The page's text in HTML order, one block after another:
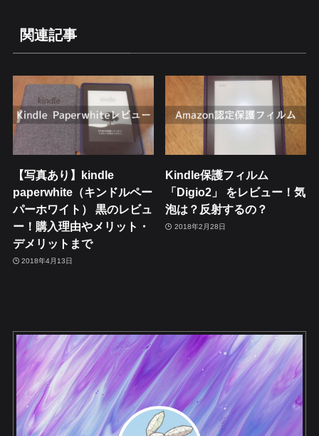
関連記事
【写真あり】kindle
paperwhite（キンドルペー
パーホワイト） 黒のレビュ
ー！購入理由やメリット・
デメリットまで
2018年4月13日
Kindle保護フィルム
「Digio2」 をレビュー！気
泡は？反射するの？
2018年2月28日